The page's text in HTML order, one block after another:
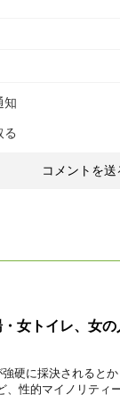
知
る
女トイレ、女
硬に採決されると
、性的マイノリティ